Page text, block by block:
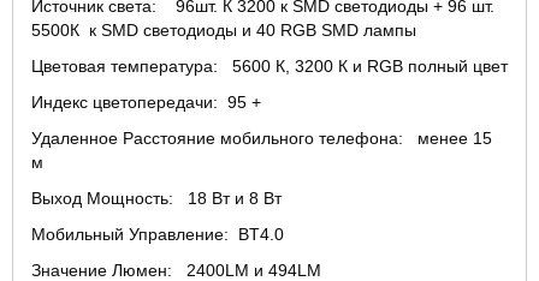
Источник света: 96шт. К 3200 к SMD светодиоды + 96 шт.
5500К к SMD светодиоды и 40 RGB SMD лампы
Цветовая температура: 5600 К, 3200 К и RGB полный цвет
Индекс цветопередачи: 95 +
Удаленное Расстояние мобильного телефона: менее 15
м
Выход Мощность: 18 Вт и 8 Вт
Мобильный Управление: BT4.0
Значение Люмен: 2400LM и 494LM